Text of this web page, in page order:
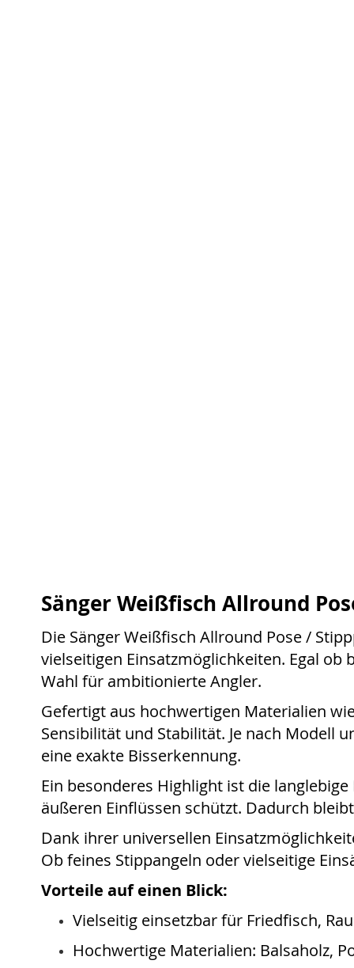
Sänger Weißfisch Allround
Die Sänger Weißfisch Allround Pose /
vielseitigen Einsatzmöglichkeiten. Egal ob
Wahl für ambitionierte Angler.
Gefertigt aus hochwertigen Materialien
Sensibilität und Stabilität. Je nach Modell
eine exakte Bisserkennung.
Ein besonderes Highlight ist die
äußeren Einflüssen schützt. Dadurch
Dank ihrer universellen
Ob feines Stippangeln oder vielseitige
Vorteile auf einen Blick:
Vielseitig einsetzbar für Friedfisch,
Hochwertige Materialien: Balsaholz,